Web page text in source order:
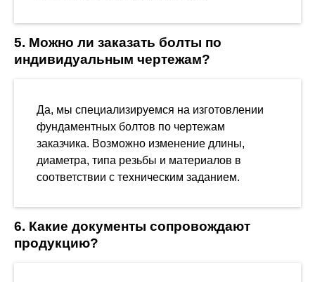
5. Можно ли заказать болты по
индивидуальным чертежам?
Да, мы специализируемся на изготовлении
фундаментных болтов по чертежам
заказчика. Возможно изменение длины,
диаметра, типа резьбы и материалов в
соответствии с техническим заданием.
6. Какие документы сопровождают
продукцию?